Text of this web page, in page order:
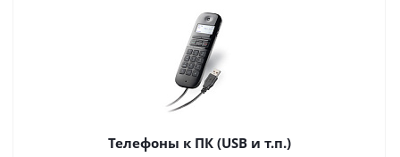
Телефоны к ПК (USB и т.п.)